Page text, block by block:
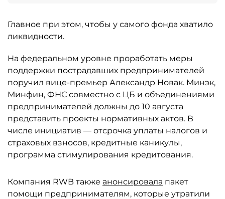
Главное при этом, чтобы у самого фонда хватило
ликвидности.
На федеральном уровне проработать меры
поддержки пострадавших предпринимателей
поручил вице-премьер Александр Новак. Минэк,
Минфин, ФНС совместно с ЦБ и объединениями
предпринимателей должны до 10 августа
представить проекты нормативных актов. В
числе инициатив — отсрочка уплаты налогов и
страховых взносов, кредитные каникулы,
программа стимулирования кредитования.
Компания RWB также анонсировала пакет
помощи предпринимателям, которые утратили